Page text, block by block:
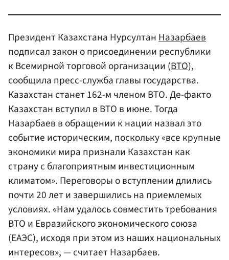
Президент Казахстана НурсултанНазарбаев
подписал закон о присоединении республики
к Всемирной торговой организации (ВТО),
сообщила пресс-служба главы государства.
Казахстан станет 162-м членом ВТО. Де-факто
Казахстан вступил в ВТО в июне. Тогда
Назарбаев в обращении к нации назвал это
событие историческим, поскольку «все крупные
экономики мира признали Казахстан как
страну с благоприятным инвестиционным
климатом». Переговоры о вступлении длились
почти 20 лет и завершились на приемлемых
условиях. «Нам удалось совместить требования
ВТО и Евразийского экономического союза
(ЕАЭС), исходя при этом из наших национальных
интересов», — считает Назарбаев.